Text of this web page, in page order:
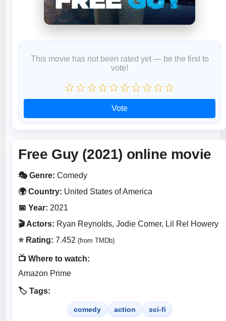
This movie has not been rated yet — be the first to
vote!
☆☆☆☆☆☆☆☆☆☆
Vote
Free Guy (2021) online movie
🎭 Genre: Comedy
🌍 Country: United States of America
📅 Year: 2021
🎬 Actors: Ryan Reynolds, Jodie Comer, Lil Rel Howery
⭐ Rating: 7.452 (from TMDb)
📺 Where to watch:
Amazon Prime
🏷️ Tags:
comedy action sci-fi